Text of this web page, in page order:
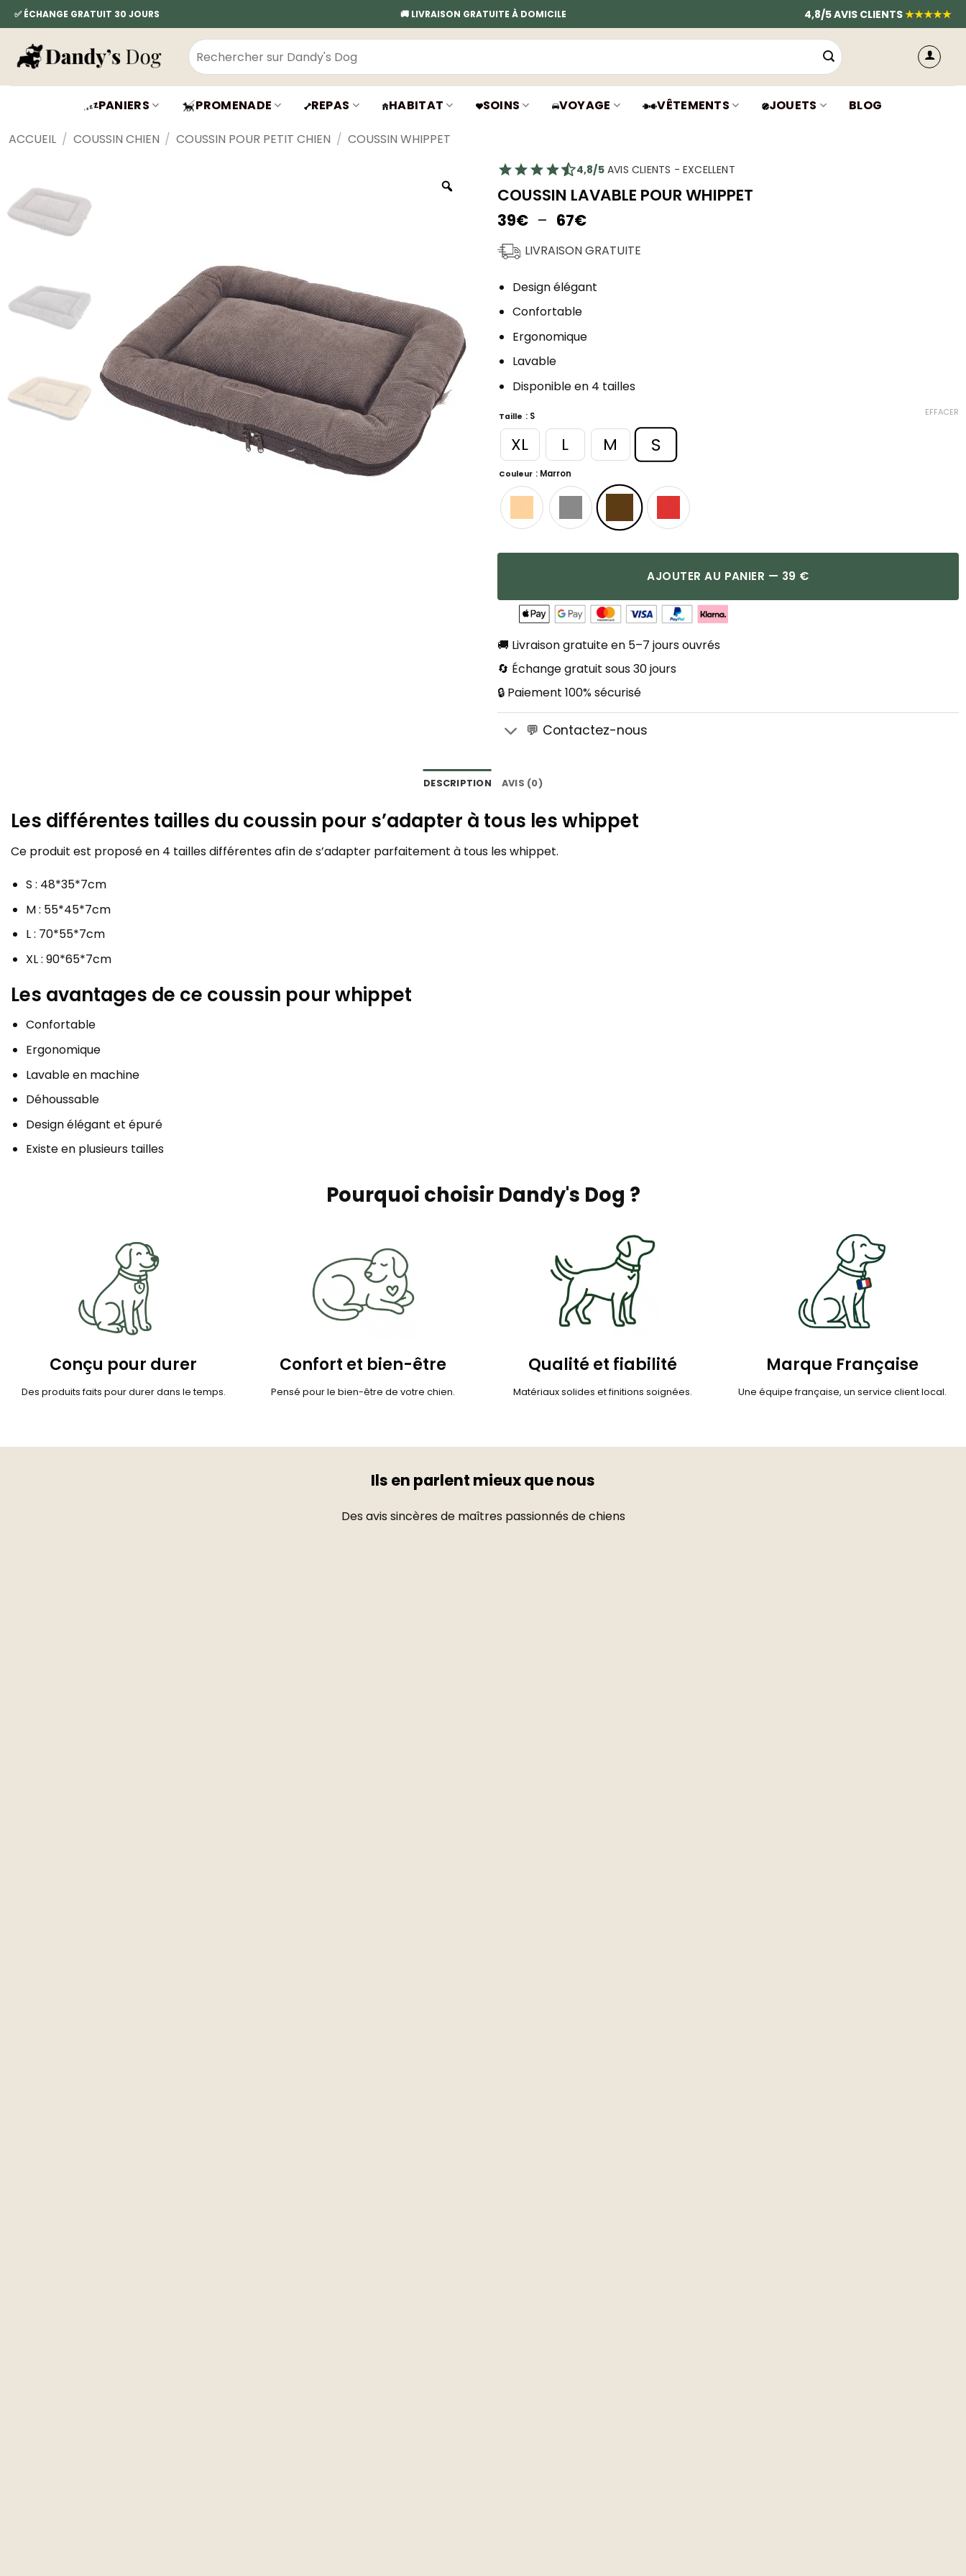
Passer
au
contenu
✅ ÉCHANGE GRATUIT 30 JOURS 🚚 LIVRAISON GRATUITE À DOMICILE 4,8/5 AVIS CLIENTS★★★★★
Recherche
pour :
PANIERS PROMENADE REPAS HABITAT SOINS VOYAGE VÊTEMENTS JOUETS BLOG
ACCUEIL / COUSSIN CHIEN / COUSSIN POUR PETIT CHIEN / COUSSIN WHIPPET
4,8/5AVIS CLIENTS - EXCELLENT
COUSSIN LAVABLE POUR WHIPPET
39€ – 67€Plage
prix :
67€
LIVRAISON GRATUITE
Design élégant
Confortable
Ergonomique
Lavable
Disponible en 4 tailles
Taille : S
XL L M S
Couleur : Marron
EFFACER
AJOUTER AU PANIER — 39 €
🚚 Livraison gratuite en 5–7 jours ouvrés
🔄 Échange gratuit sous 30 jours
🔒 Paiement 100% sécurisé
💬 Contactez-nous
DESCRIPTION AVIS (0)
Les différentes tailles du coussin pour s’adapter à tous les whippet
Ce produit est proposé en 4 tailles différentes afin de s’adapter parfaitement à tous les whippet.
S : 48*35*7cm
M : 55*45*7cm
L : 70*55*7cm
XL : 90*65*7cm
Les avantages de ce coussin pour whippet
Confortable
Ergonomique
Lavable en machine
Déhoussable
Design élégant et épuré
Existe en plusieurs tailles
Pourquoi choisir Dandy's Dog ?
Conçu pour durer
Des produits faits pour durer dans le temps.
Confort et bien-être
Pensé pour le bien-être de votre chien.
Qualité et fiabilité
Matériaux solides et finitions soignées.
Marque Française
Une équipe française, un service client local.
Ils en parlent mieux que nous
Des avis sincères de maîtres passionnés de chiens